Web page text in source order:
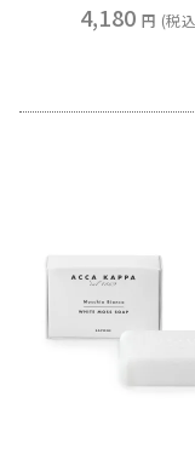
4,180 税